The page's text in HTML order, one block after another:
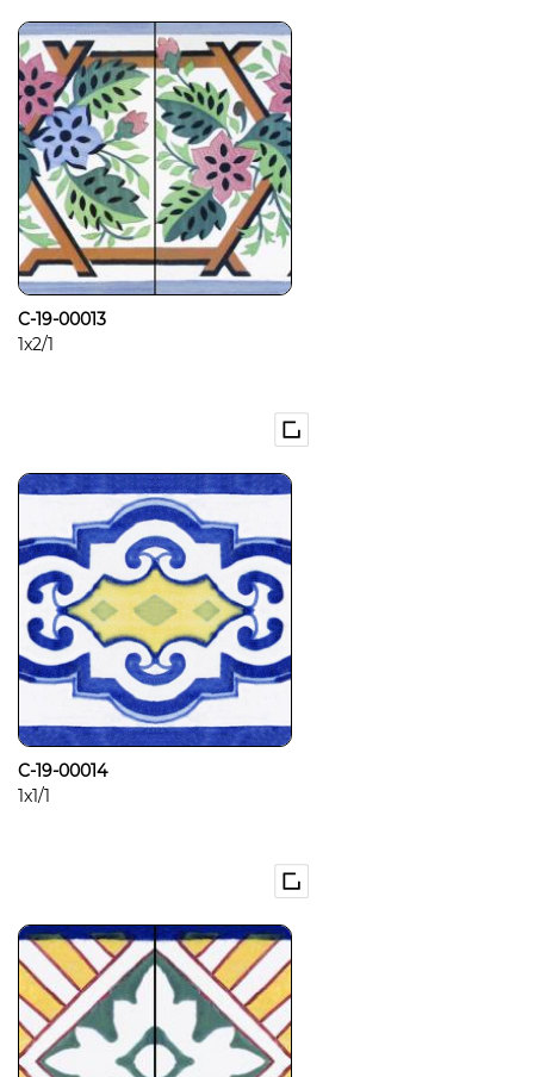
C-19-00013
1x2/1
C-19-00014
1x1/1